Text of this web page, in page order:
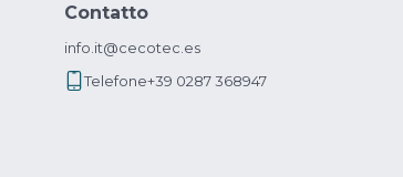
Contatto
info.it@cecotec.es
Telefone+39 0287 368947